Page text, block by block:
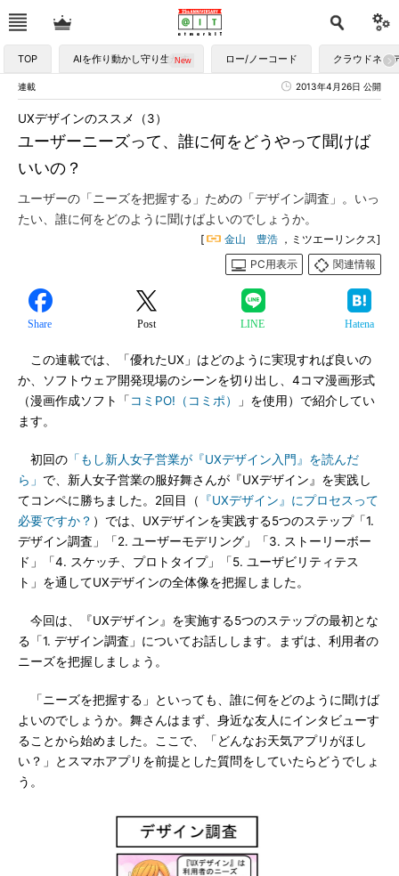
TOP AIを作り動かし守り生かす ロー/ノーコード クラウドネイ
連載 2013年4月26日 公開
ユーザーニーズって、誰に何をどうやって聞けば
いいの？
UXデザインのススメ（3）
ユーザーの「ニーズを把握する」ための「デザイン調査」。いっ
たい、誰に何をどのように聞けばよいのでしょうか。
[ 金山 豊浩 ，ミツエーリンクス]
PC用表示
関連情報
Share Post LINE Hatena
この連載では、「優れたUX」はどのように実現すれば良いの
か、ソフトウェア開発現場のシーンを切り出し、4コマ漫画形式
（漫画作成ソフト「 コミPO!（コミポ）
」を使用）で紹介してい
ます。
初回の 「もし新人女子営業が『UXデザイン入門』を読んだ
ら」 で、新人女子営業の服好舞さんが『UXデザイン』を実践し
てコンペに勝ちました。2回目（
『UXデザイン』にプロセスって
必要ですか？ ）では、UXデザインを実践する5つのステップ「1.
デザイン調査」「2. ユーザーモデリング」「3. ストーリーボー
ド」「4. スケッチ、プロトタイプ」「5. ユーザビリティテス
ト」を通してUXデザインの全体像を把握しました。
今回は、『UXデザイン』を実施する5つのステップの最初とな
る「1. デザイン調査」についてお話しします。まずは、利用者の
ニーズを把握しましょう。
「ニーズを把握する」といっても、誰に何をどのように聞けば
よいのでしょうか。舞さんはまず、身近な友人にインタビューす
ることから始めました。ここで、「どんなお天気アプリがほし
い？」とスマホアプリを前提とした質問をしていたらどうでしょ
う。